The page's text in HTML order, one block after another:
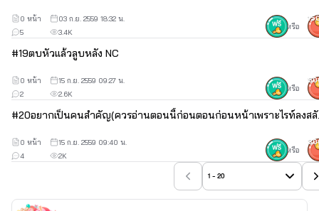
ฝากติดตามผลงานเรื่องแรกด้วยจ้าาาาาา
อ่านแล้วคอมเม้น ติชมหน่อยนร้าาาาา จะได้เอาไปปรับปรุง
ขอขอบคุณมา ณ ที่นี้ สำหรับคนที่อ่านแล้วคอมเม้นติชม
3.4K
5
0 หน้า
03 ก.ย. 2559 18:32 น.
หรือ
#19ตบหัวแล้วลูบหลัง NC
2.6K
2
0 หน้า
15 ก.ย. 2559 09:27 น.
หรือ
#20 อยากเป็นค
2K
4
0 หน้า
15 ก.ย. 2559 09:40 น.
หรือ
1 - 20